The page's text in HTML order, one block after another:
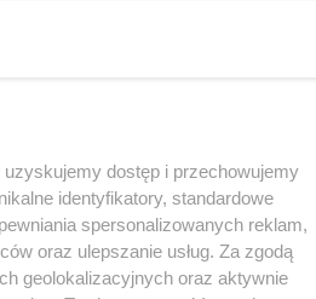
wynika, że nie
kartę
pokój po
dostęp i przechowujemy
identyfikatory, standardowe
spersonalizowanych reklam,
oraz ulepszanie usług. Za zgodą
geolokalizacyjnych oraz aktywnie